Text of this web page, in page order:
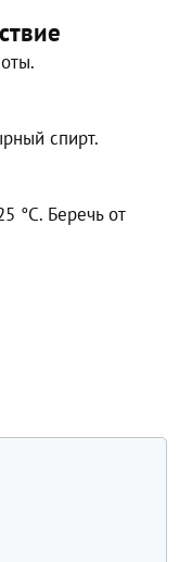
спирт.
°C. Беречь от